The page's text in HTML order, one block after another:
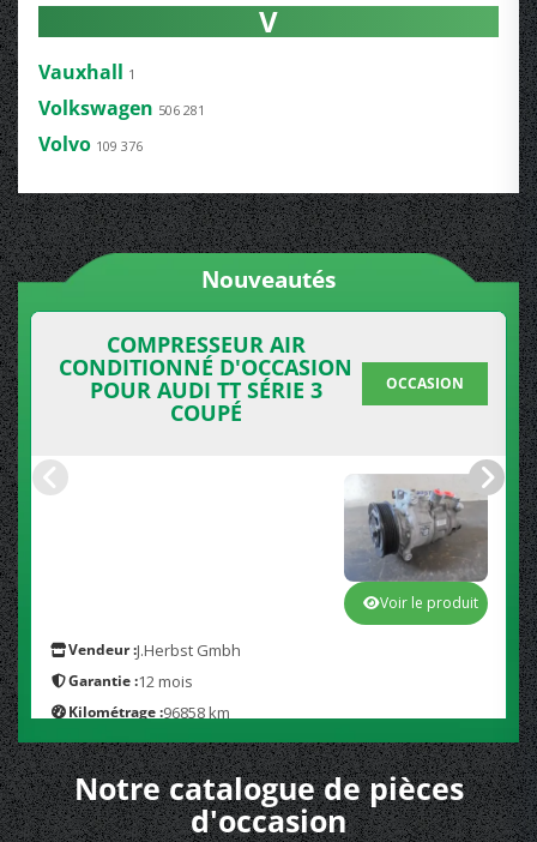
V
Vauxhall 1
Volkswagen 506 281
Volvo 109 376
Nouveautés
COMPRESSEUR AIR
CONDITIONNÉ D'OCCASION
POUR AUDI TT SÉRIE 3
COUPÉ
OCCASION
Vendeur :J.Herbst Gmbh
Garantie :12 mois
Kilométrage :96858 km
155,00 € TTC livraison incluse
Voir le produit
Notre catalogue de pièces
d'occasion